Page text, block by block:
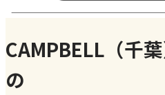
CAMPBELL（千
の